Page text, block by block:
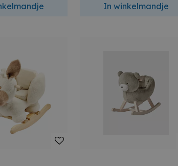
In winkelmandje